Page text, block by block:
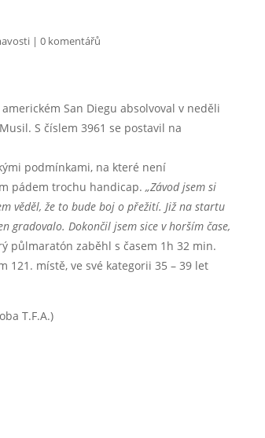
|0 komentářů
San Diegu absolvoval v neděli
S číslem 3961 se postavil na
podmínkami, na které není
pádem trochu handicap.„Závod jsem si
věděl, že to bude boj o přežití. Již na startu
gradovalo. Dokončil jsem sice v horším čase,
půlmaratón zaběhl s časem 1h 32 min.
121. místě, ve své kategorii 35 – 39 let
T.F.A.)